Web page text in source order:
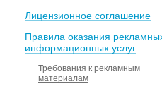
Лицензионное соглашение
Правила оказания
информационных услуг
Требования к рекламным
материалам